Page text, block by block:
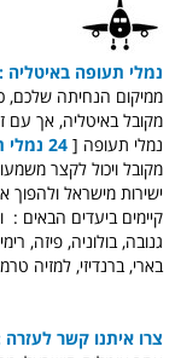
נמלי תעופה באיטליה :
ממיקום הנחיתה שלכם,
מקובל באיטליה, אך עם
נמלי תעופה [ 24 נמלי תעופה
מקובל ויכול לקצר
ישירות מישראל ולהפוך
קיימים ביעדים הבאים :
גנובה, בולוניה, פיזה,
בארי, ברנדיזי, למזיה
צרו איתנו קשר לעזרה